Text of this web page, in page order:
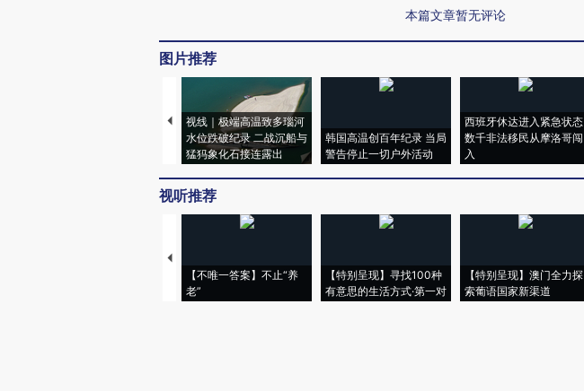
本篇文章暂无评论
图片推荐
视线｜极端高温致多瑙河
水位跌破纪录 二战沉船与
猛犸象化石接连露出
韩国高温创百年纪录 当局
警告停止一切户外活动
西班牙休达进入紧急状态
数千非法移民从摩洛哥闯
入
视听推荐
【不唯一答案】不止“养
老”
【特别呈现】寻找100种
有意思的生活方式·第一对
【特别呈现】澳门全力探
索葡语国家新渠道